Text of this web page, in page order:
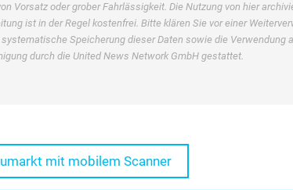
Vorsatz oder grober Fahrlässigkeit. Die Nutzung von hier
ist in der Regel kostenfrei. Bitte klären Sie vor einer
Speicherung dieser Daten sowie die Verwendung
durch die United News Network GmbH gestattet.
mit mobilem Scanner